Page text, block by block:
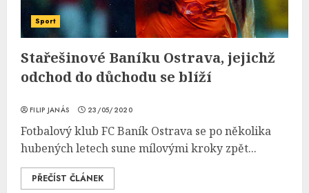
Sport
Stařešinové Baníku Ostrava, jejichž
odchod do důchodu se blíží
FILIP JANÁS 23/05/2020
Fotbalový klub FC Baník Ostrava se po několika
hubených letech sune mílovými kroky zpět...
PŘEČÍST ČLÁNEK